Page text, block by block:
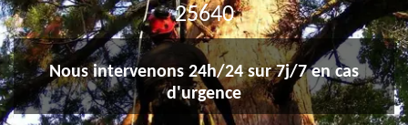
25640
Nous intervenons 24h/24 sur 7j/7 en cas
d'urgence